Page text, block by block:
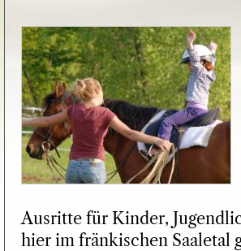
Ausritte für Kinder,
hier im fränkischen Saaletal